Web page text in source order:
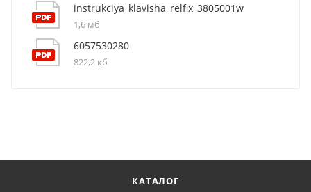
instrukciya_klavisha_relfix_3805001w
1,6 мб
6057530280
822,2 кб
КАТАЛОГ